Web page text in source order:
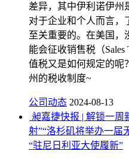
差异，其中伊利诺伊州
对于企业和个人而言，
至关重要的。在美国，
能会征收销售税（
值税又是如何规定的呢
州的税收制度~
公司动态 2024-08-13
昶嘉捷快报 | 解锁一周
射”“洛杉矶将举办一届
“驻尼日利亚大使履新”